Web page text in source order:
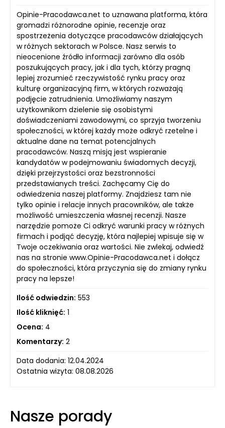
Opinie-Pracodawca.net to uznawana platforma, która
gromadzi różnorodne opinie, recenzje oraz
spostrzeżenia dotyczące pracodawców działających
w różnych sektorach w Polsce. Nasz serwis to
nieocenione źródło informacji zarówno dla osób
poszukujących pracy, jak i dla tych, którzy pragną
lepiej zrozumieć rzeczywistość rynku pracy oraz
kulturę organizacyjną firm, w których rozważają
podjęcie zatrudnienia. Umożliwiamy naszym
użytkownikom dzielenie się osobistymi
doświadczeniami zawodowymi, co sprzyja tworzeniu
społeczności, w której każdy może odkryć rzetelne i
aktualne dane na temat potencjalnych
pracodawców. Naszą misją jest wspieranie
kandydatów w podejmowaniu świadomych decyzji,
dzięki przejrzystości oraz bezstronności
przedstawianych treści. Zachęcamy Cię do
odwiedzenia naszej platformy. Znajdziesz tam nie
tylko opinie i relacje innych pracowników, ale także
możliwość umieszczenia własnej recenzji. Nasze
narzędzie pomoże Ci odkryć warunki pracy w różnych
firmach i podjąć decyzję, która najlepiej wpisuje się w
Twoje oczekiwania oraz wartości. Nie zwlekaj, odwiedź
nas na stronie www.Opinie-Pracodawca.net i dołącz
do społeczności, która przyczynia się do zmiany rynku
pracy na lepsze!
Ilość odwiedzin: 553
Ilość kliknięć: 1
Ocena: 4
Komentarzy: 2
Data dodania: 12.04.2024
Ostatnia wizyta: 08.08.2026
Nasze porady